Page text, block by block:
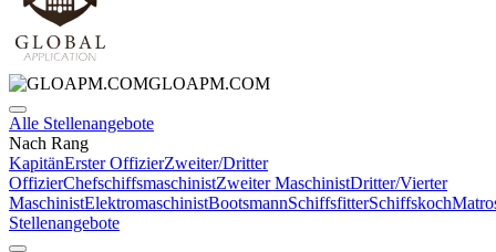
GLOAPM.COM
Alle Stellenangebote
Nach Rang
KapitänErster OffizierZweiter/Dritter
OffizierChefschiffsmaschinistZweiter MaschinistDritter/Vierter
MaschinistElektromaschinistBootsmannSchiffsfitterSchiffskoch
Stellenangebote